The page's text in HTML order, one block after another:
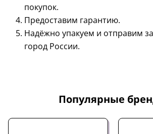
покупок.
Предоставим гарантию.
Надёжно упакуем и отправим
город России.
Популярные